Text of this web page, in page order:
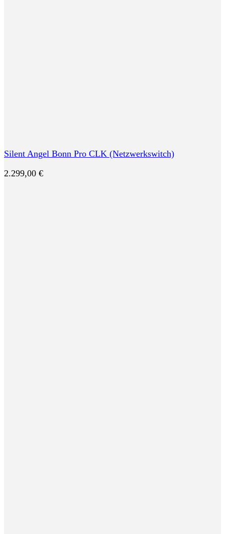
Silent Angel Bonn Pro CLK (Netzwerkswitch)
2.299,00 €